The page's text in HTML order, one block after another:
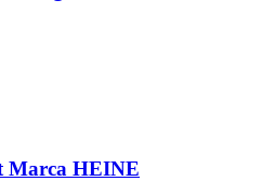
Marca HEINE